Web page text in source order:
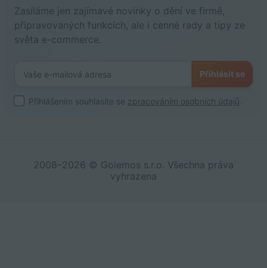
Zasíláme jen zajímavé novinky o dění ve firmě,
připravovaných funkcích, ale i cenné rady a tipy ze
světa e-commerce.
Přihlásit se
Přihlášením souhlasíte se zpracováním osobních údajů
2008–2026 © Golemos s.r.o. Všechna práva
vyhrazena